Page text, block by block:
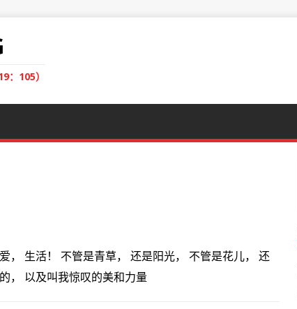
：105）
， 生活！ 不管是青草， 还是阳光， 不管是花儿， 还
， 以及叫我惊叹的美和力量